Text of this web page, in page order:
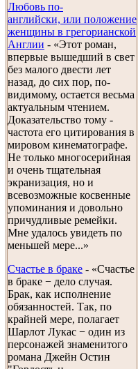
Любовь по-
английски, или положение
женщины в грегорианской
Англии - «Этот роман,
впервые вышедший в свет
без малого двести лет
назад, до сих пор, по-
видимому, остается весьма
актуальным чтением.
Доказательство тому -
частота его цитирования в
мировом кинематографе.
Не только многосерийная
и очень тщательная
экранизация, но и
всевозможные косвенные
упоминания и довольно
причудливые ремейки.
Мне удалось увидеть по
меньшей мере...»
Счастье в браке - «Счастье
в браке − дело случая.
Брак, как исполнение
обязанностей. Так, по
крайней мере, полагает
Шарлот Лукас − один из
персонажей знаменитого
романа Джейн Остин